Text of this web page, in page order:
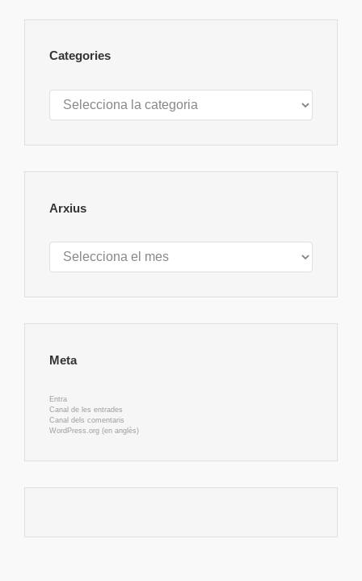
Categories
Categories
Arxius
Arxius
Meta
Entra
Canal de les entrades
Canal dels comentaris
WordPress.org (en anglès)